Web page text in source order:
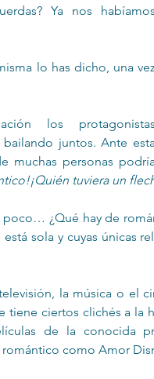
Ya nos
lo has dicho, una
los
juntos. Ante
muchas personas
tuviera un
poco… ¿Qué hay de
sola y cuyas únicas
la música o el
tiene ciertos clichés a la
de la conocida
como Amor